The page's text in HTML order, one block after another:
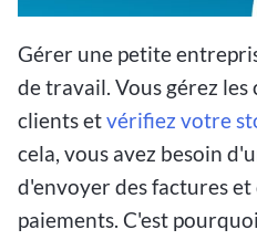
Gérer une petite
de travail. Vous gérez les
clients etvérifiez votre
cela, vous avez besoin
d'envoyer des factures
paiements. C'est